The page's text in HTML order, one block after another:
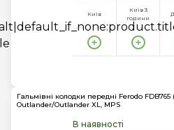
Київ
Київ 3
години
Гальмівні колодки передні Ferodo FDB765
Outlander/Outlander XL, MPS
В наявності